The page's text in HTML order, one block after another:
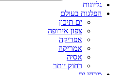
גליונות
הפלגות בעולם
ים תיכון
צפון אירופה
אפריקה
אמריקה
אסיה
רחוק יותר